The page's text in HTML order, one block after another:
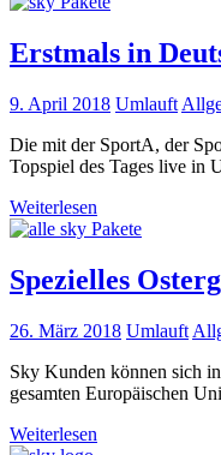
Erstmals in
9. April 2018 Umlauft
Die mit der SportA, der
Topspiel des Tages live in
Weiterlesen
Spezielles
26. März 2018 Umlauft
Sky Kunden können sich
gesamten Europäischen
Weiterlesen